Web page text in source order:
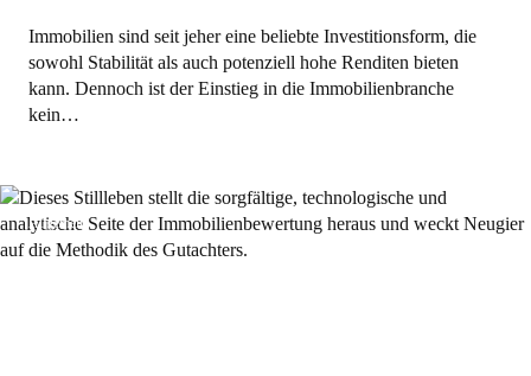
Immobilien sind seit jeher eine beliebte Investitionsform, die
sowohl Stabilität als auch potenziell hohe Renditen bieten
kann. Dennoch ist der Einstieg in die Immobilienbranche
kein…
Allgemein